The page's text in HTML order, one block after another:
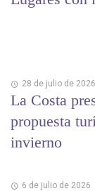
28 de julio de 2026
La Costa
propuesta
invierno
6 de julio de 2026